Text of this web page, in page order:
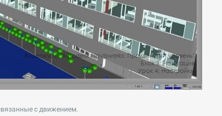
с движением.